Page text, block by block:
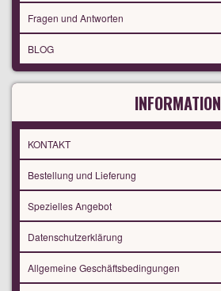
Fragen und Antworten
BLOG
INFORMATION
KONTAKT
Bestellung und Lieferung
Spezielles Angebot
Datenschutzerklärung
Allgemeine Geschäftsbedingungen